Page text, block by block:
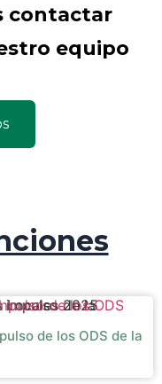
contactar
equipo
de los ODS de la